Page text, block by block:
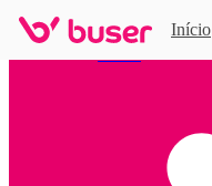
Início